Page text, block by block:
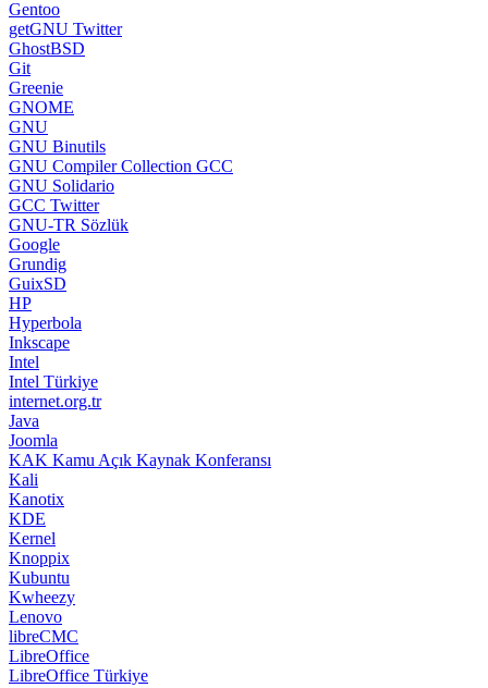
Gentoo
getGNU Twitter
GhostBSD
Git
Greenie
GNOME
GNU
GNU Binutils
GNU Compiler Collection GCC
GNU Solidario
GCC Twitter
GNU-TR Sözlük
Google
Grundig
GuixSD
HP
Hyperbola
Inkscape
Intel
Intel Türkiye
internet.org.tr
Java
Joomla
KAK Kamu Açık Kaynak Konferansı
Kali
Kanotix
KDE
Kernel
Knoppix
Kubuntu
Kwheezy
Lenovo
libreCMC
LibreOffice
LibreOffice Türkiye